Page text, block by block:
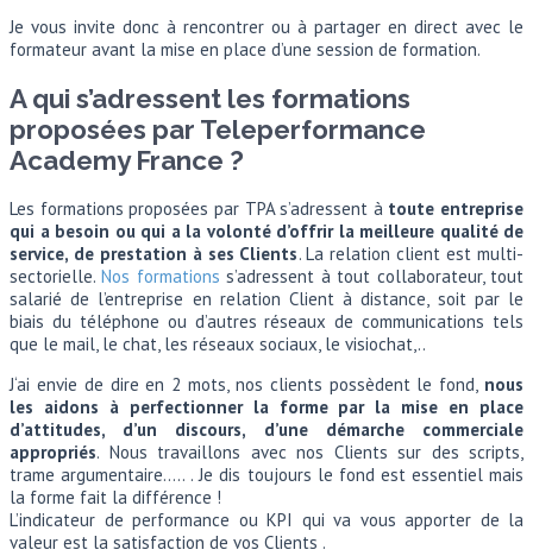
Je vous invite donc à rencontrer ou à partager en direct avec le
formateur avant la mise en place d’une session de formation.
A qui s’adressent les formations
proposées par Teleperformance
Academy France ?
Les formations proposées par TPA s’adressent àtoute entreprise
qui a besoin ou qui a la volonté d’offrir la meilleure qualité de
service, de prestation à ses Clients. La relation client est multi-
sectorielle.Nos formationss’adressent à tout collaborateur, tout
salarié de l’entreprise en relation Client à distance, soit par le
biais du téléphone ou d’autres réseaux de communications tels
que le mail, le chat, les réseaux sociaux, le visiochat,..
J‘ai envie de dire en 2 mots, nos clients possèdent le fond, nous
les aidons à perfectionner la forme par la mise en place
d’attitudes, d’un discours, d’une démarche commerciale
appropriés. Nous travaillons avec nos Clients sur des scripts,
trame argumentaire….. . Je dis toujours le fond est essentiel mais
la forme fait la différence !
L’indicateur de performance ou KPI qui va vous apporter de la
valeur est la satisfaction de vos Clients .